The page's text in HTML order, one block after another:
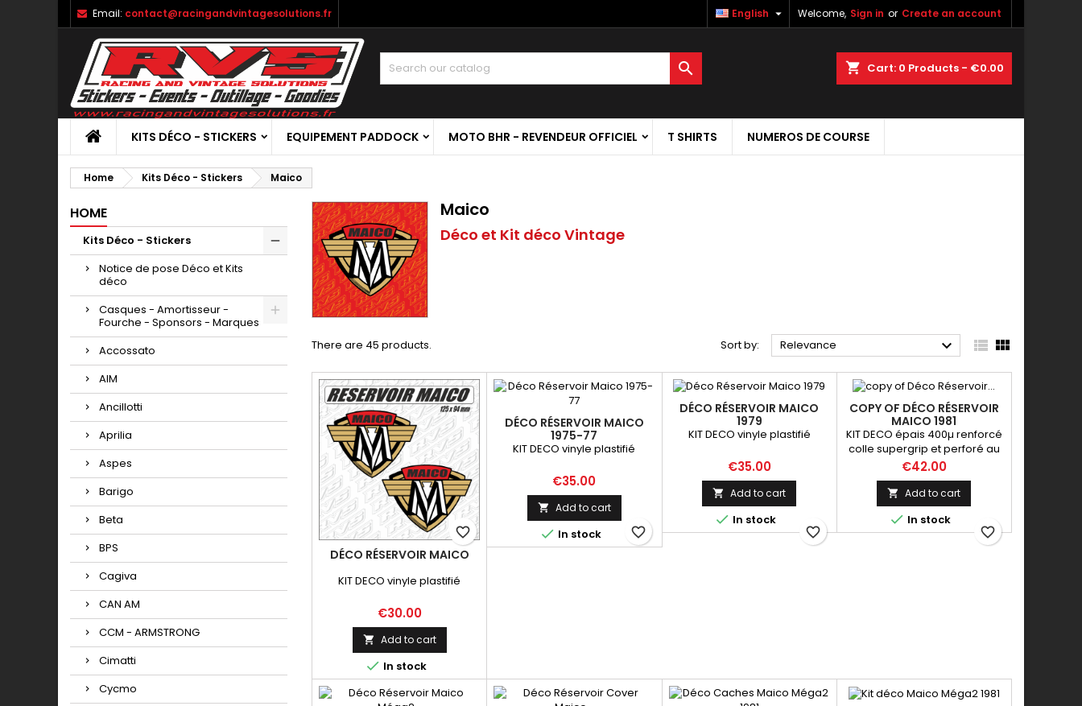
Email: contact@racingandvintagesolutions.fr Welcome, Sign in or Create an account
English 
shopping_cart Cart: 0 Products - €0.00

KITS DÉCO - STICKERS EQUIPEMENT PADDOCK MOTO BHR - REVENDEUR OFFICIEL T SHIRTS NUMEROS DE COURSE
Home Kits Déco - Stickers Maico
HOME
Kits Déco - Stickers
Notice de pose Déco et Kits
déco
Casques - Amortisseur -
Fourche - Sponsors - Marques
Accossato
AIM
Ancillotti
Aprilia
Aspes
Barigo
Beta
BPS
Cagiva
CAN AM
CCM - ARMSTRONG
Cimatti
Cycmo
Maico
Déco et Kit déco Vintage
There are 45 products. Sort by: Relevance   
DÉCO RÉSERVOIR MAICO
KIT DECO vinyle plastifié
Price
€30.00
 Add to cart
 In stock
favorite_border
DÉCO RÉSERVOIR MAICO
1975-77
KIT DECO vinyle plastifié
Price
€35.00
 Add to cart
 In stock favorite_border
DÉCO RÉSERVOIR MAICO
1979
KIT DECO vinyle plastifié
Price
€35.00
 Add to cart
 In stock
favorite_border
COPY OF DÉCO RÉSERVOIR
MAICO 1981
KIT DECO épais 400µ renforcé
colle supergrip et perforé au
niveau du réservoir
Price
€42.00
 Add to cart
 In stock
favorite_border